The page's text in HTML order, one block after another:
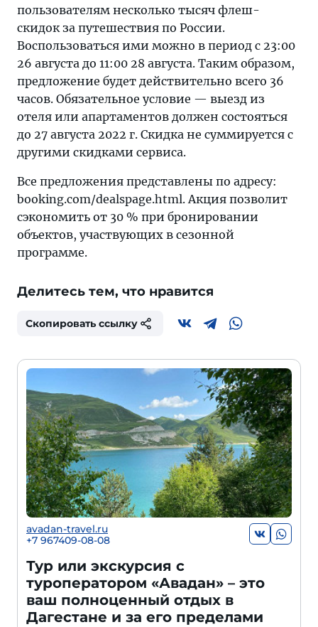
пользователям несколько тысяч флеш-
скидок за путешествия по России.
Воспользоваться ими можно в период с 23:00
26 августа до 11:00 28 августа. Таким образом,
предложение будет действительно всего 36
часов. Обязательное условие — выезд из
отеля или апартаментов должен состояться
до 27 августа 2022 г. Скидка не суммируется с
другими скидками сервиса.
Все предложения представлены по адресу:
booking.com/dealspage.html. Акция позволит
сэкономить от 30 % при бронировании
объектов, участвующих в сезонной
программе.
Делитесь тем, что нравится
Скопировать ссылку
avadan-travel.ru
+7 967409-08-08
Тур или экскурсия с
туроператором «Авадан» – это
ваш полноценный отдых в
Дагестане и за его пределами